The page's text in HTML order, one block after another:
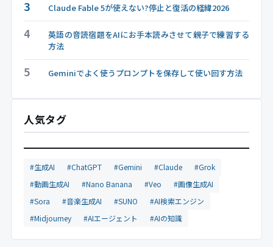
3 Claude Fable 5が使えない?停止と復活の経緯2026
4
英語の音読宿題をAIにお手本読みさせて親子で練習する
方法
5 Geminiでよく使うプロンプトを保存して使い回す方法
人気タグ
#生成AI #ChatGPT #Gemini #Claude
#Grok
#動画生成AI
#Nano Banana #Veo
#画像生成AI
#Sora
#音楽生成AI #SUNO
#AI検索エンジン
#Midjourney
#AIエージェント #AIの知識